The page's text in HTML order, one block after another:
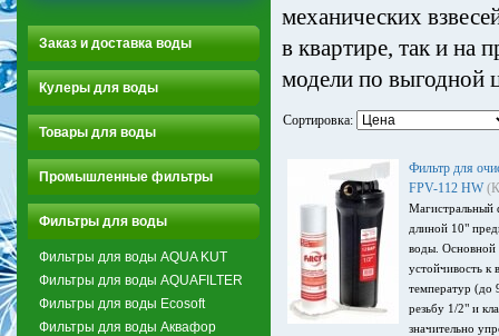
Заказ и доставка воды
Кулеры для воды
Товары для воды
Промышленные фильтры
Фильтры для воды
Фильтры для воды AQUA KUT
Фильтры для воды AQUAFILTER
Фильтры для воды Ecosoft
Фильтры для воды Аквафор
механических
в квартире, так и на
модели по выгодной
Сортировка:
Фильтр для
FPV-112 HW
Магистральный
длиной 10"
воды. Основной
устойчивость к
температур (до
резьбу 1/2" и
значительно